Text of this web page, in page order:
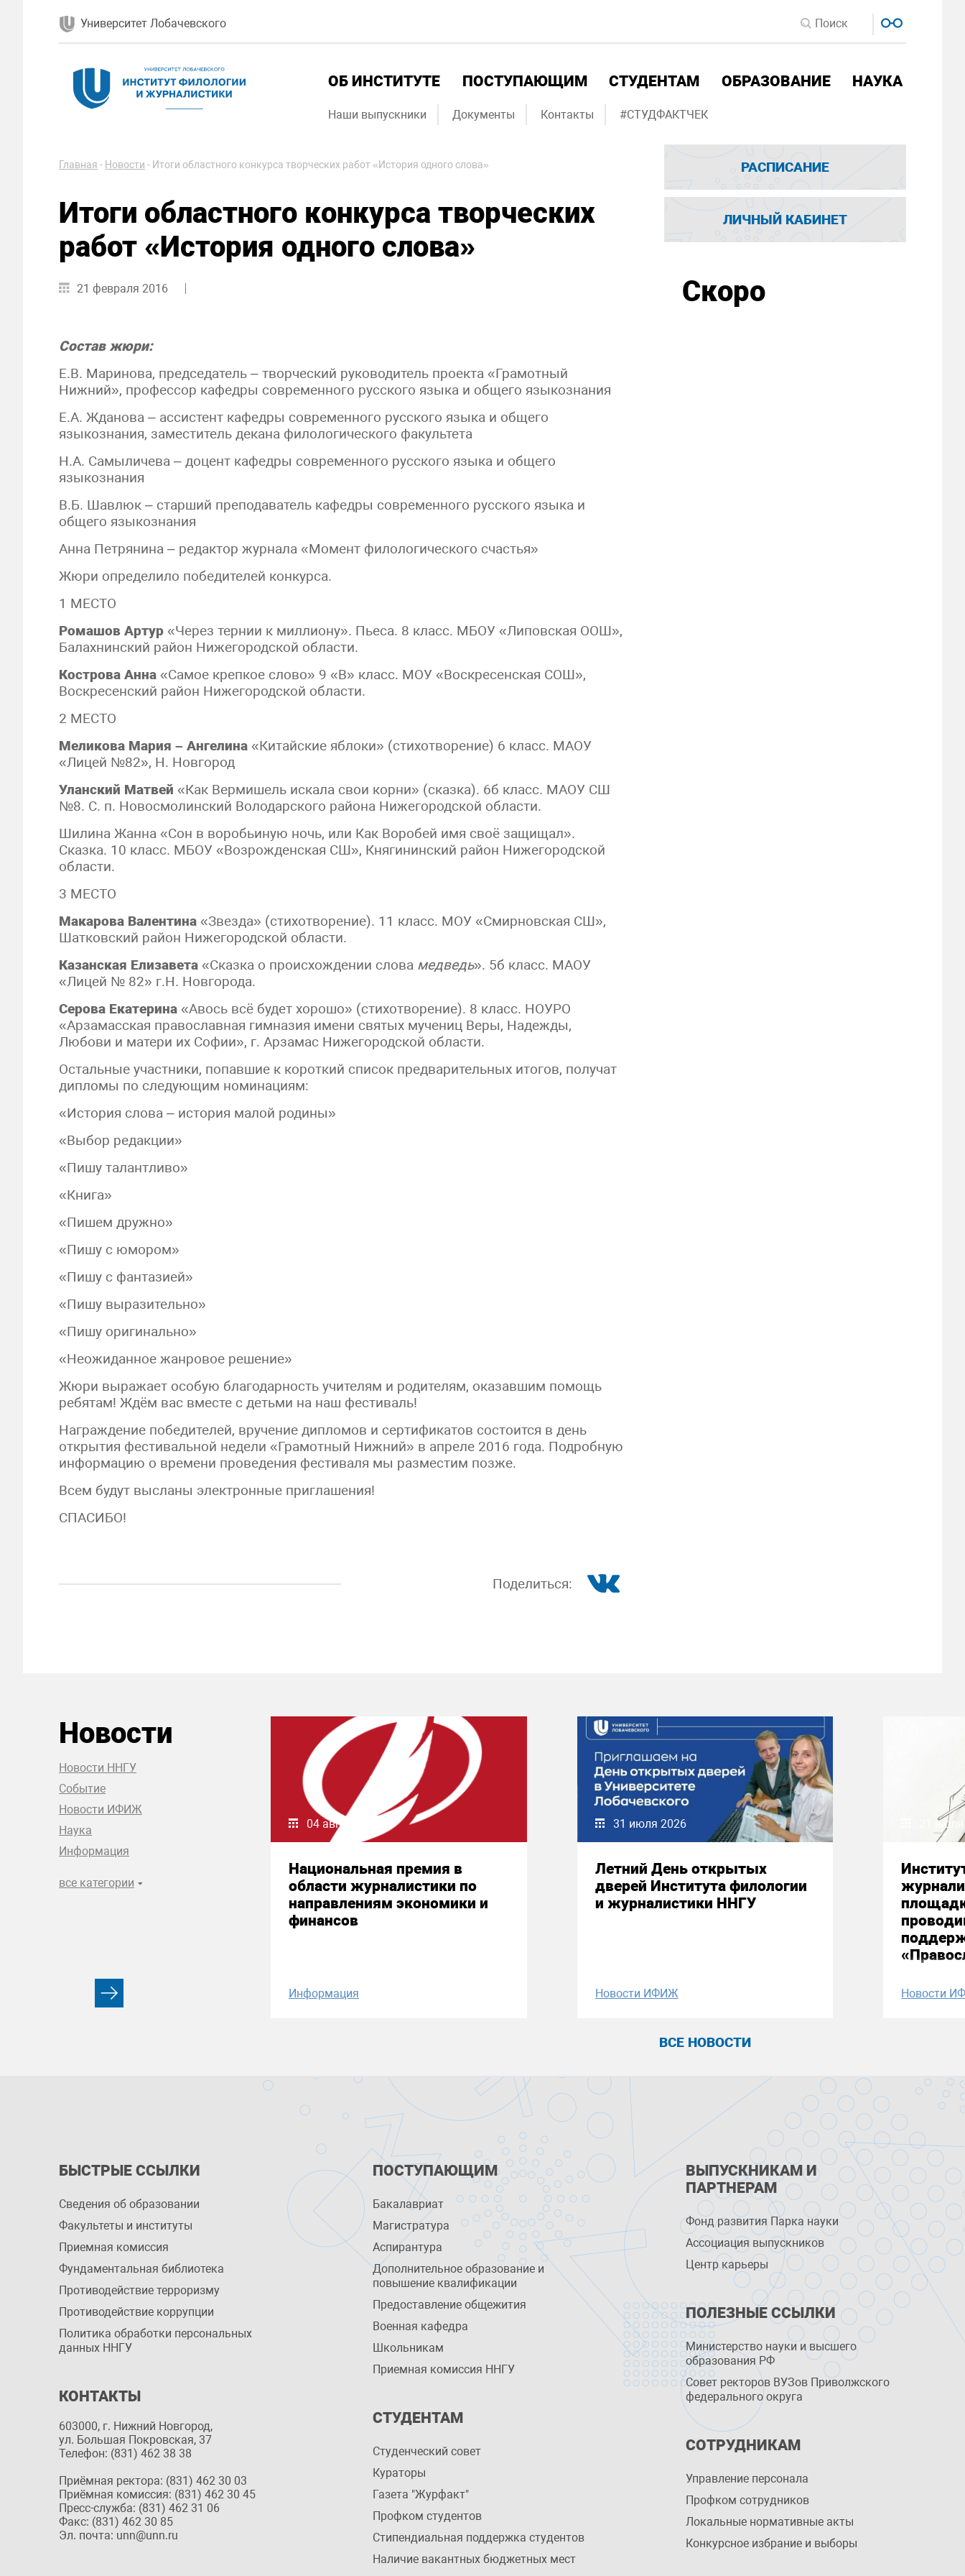
Университет Лобачевского
ОБ ИНСТИТУТЕ ПОСТУПАЮЩИМ СТУДЕНТАМ ОБРАЗОВАНИЕ НАУКА
Наши выпускники Документы Контакты #СТУДФАКТЧЕК
Главная - Новости - Итоги областного конкурса творческих работ «История одного слова»
Итоги областного конкурса творческих
работ «История одного слова»
21 февраля 2016
Состав жюри:
Е.В. Маринова, председатель – творческий руководитель проекта «Грамотный
Нижний», профессор кафедры современного русского языка и общего языкознания
Е.А. Жданова – ассистент кафедры современного русского языка и общего
языкознания, заместитель декана филологического факультета
Н.А. Самыличева – доцент кафедры современного русского языка и общего
языкознания
В.Б. Шавлюк – старший преподаватель кафедры современного русского языка и
общего языкознания
Анна Петрянина – редактор журнала «Момент филологического счастья»
Жюри определило победителей конкурса.
1 МЕСТО
Ромашов Артур «Через тернии к миллиону». Пьеса. 8 класс. МБОУ «Липовская ООШ»,
Балахнинский район Нижегородской области.
Кострова Анна «Самое крепкое слово» 9 «В» класс. МОУ «Воскресенская СОШ»,
Воскресенский район Нижегородской области.
2 МЕСТО
Меликова Мария – Ангелина «Китайские яблоки» (стихотворение) 6 класс. МАОУ
«Лицей №82», Н. Новгород
Уланский Матвей «Как Вермишель искала свои корни» (сказка). 6б класс. МАОУ СШ
№8. С. п. Новосмолинский Володарского района Нижегородской области.
Шилина Жанна «Сон в воробьиную ночь, или Как Воробей имя своё защищал».
Сказка. 10 класс. МБОУ «Возрожденская СШ», Княгининский район Нижегородской
области.
3 МЕСТО
Макарова Валентина «Звезда» (стихотворение). 11 класс. МОУ «Смирновская СШ»,
Шатковский район Нижегородской области.
Казанская Елизавета «Сказка о происхождении слова медведь». 5б класс. МАОУ
«Лицей № 82» г.Н. Новгорода.
Серова Екатерина «Авось всё будет хорошо» (стихотворение). 8 класс. НОУРО
«Арзамасская православная гимназия имени святых мучениц Веры, Надежды,
Любови и матери их Софии», г. Арзамас Нижегородской области.
Остальные участники, попавшие к короткий список предварительных итогов, получат
дипломы по следующим номинациям:
«История слова – история малой родины»
«Выбор редакции»
«Пишу талантливо»
«Книга»
«Пишем дружно»
«Пишу с юмором»
«Пишу с фантазией»
«Пишу выразительно»
«Пишу оригинально»
«Неожиданное жанровое решение»
Жюри выражает особую благодарность учителям и родителям, оказавшим помощь
ребятам! Ждём вас вместе с детьми на наш фестиваль!
Награждение победителей, вручение дипломов и сертификатов состоится в день
открытия фестивальной недели «Грамотный Нижний» в апреле 2016 года. Подробную
информацию о времени проведения фестиваля мы разместим позже.
Всем будут высланы электронные приглашения!
СПАСИБО!
Поделиться:
РАСПИСАНИЕ
ЛИЧНЫЙ КАБИНЕТ
Скоро
Новости
Новости ННГУ
Событие
Новости ИФИЖ
Наука
Информация
все категории
04 августа 2026
Национальная премия в
области журналистики по
направлениям экономики и
финансов
Информация
31 июля 2026
Летний День открытых
дверей Института филологии
и журналистики ННГУ
Новости ИФИЖ
21
Новости
ВСЕ НОВОСТИ
БЫСТРЫЕ ССЫЛКИ
Сведения об образовании
Факультеты и институты
Приемная комиссия
Фундаментальная библиотека
Противодействие терроризму
Противодействие коррупции
Политика обработки персональных
данных ННГУ
КОНТАКТЫ
603000, г. Нижний Новгород,
ул. Большая Покровская, 37
Телефон: (831) 462 38 38
Приёмная ректора: (831) 462 30 03
Приёмная комиссия: (831) 462 30 45
Пресс-служба: (831) 462 31 06
Факс: (831) 462 30 85
Эл. почта: unn@unn.ru
ПОСТУПАЮЩИМ
Бакалавриат
Магистратура
Аспирантура
Дополнительное образование и
повышение квалификации
Предоставление общежития
Военная кафедра
Школьникам
Приемная комиссия ННГУ
СТУДЕНТАМ
Студенческий совет
Кураторы
Газета "Журфакт"
Профком студентов
Стипендиальная поддержка студентов
Наличие вакантных бюджетных мест
ВЫПУСКНИКАМ И
ПАРТНЕРАМ
Фонд развития Парка науки
Ассоциация выпускников
Центр карьеры
ПОЛЕЗНЫЕ ССЫЛКИ
Министерство науки и высшего
образования РФ
Совет ректоров ВУЗов Приволжского
федерального округа
СОТРУДНИКАМ
Управление персоналa
Профком сотрудников
Локальные нормативные акты
Конкурсное избрание и выборы